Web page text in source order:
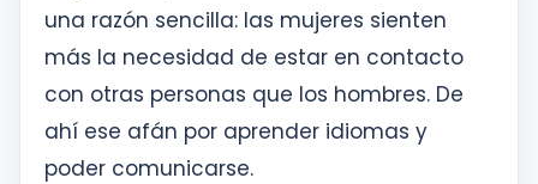
una razón sencilla: las mujeres sienten
más la necesidad de estar en contacto
con otras personas que los hombres. De
ahí ese afán por aprender idiomas y
poder comunicarse.